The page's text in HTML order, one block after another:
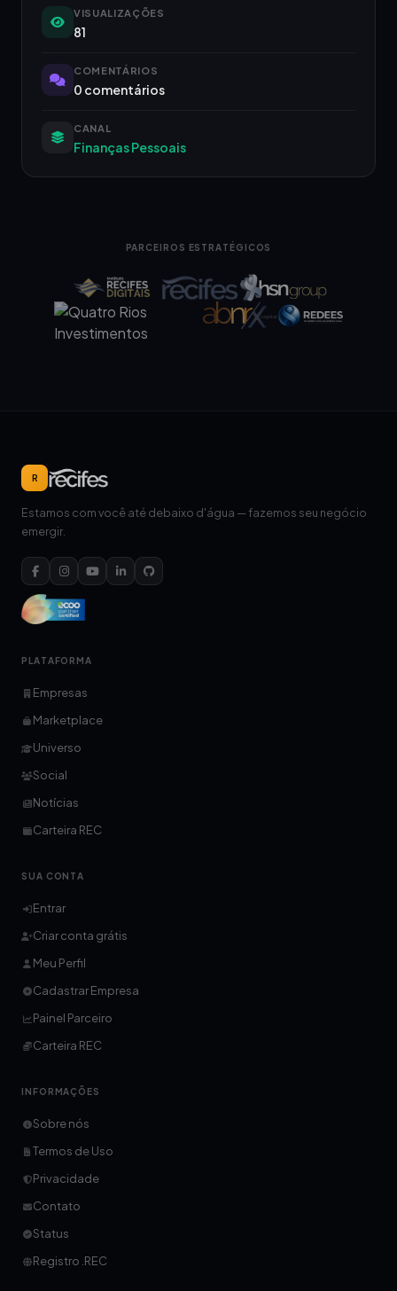
VISUALIZAÇÕES
81
COMENTÁRIOS
0 comentários
CANAL
Finanças Pessoais
PARCEIROS ESTRATÉGICOS
R
Estamos com você até debaixo d'água — fazemos seu negócio
emergir.
PLATAFORMA
Empresas
Marketplace
Universo
Social
Notícias
Carteira REC
SUA CONTA
Entrar
Criar conta grátis
Meu Perfil
Cadastrar Empresa
Painel Parceiro
Carteira REC
INFORMAÇÕES
Sobre nós
Termos de Uso
Privacidade
Contato
Status
Registro .REC